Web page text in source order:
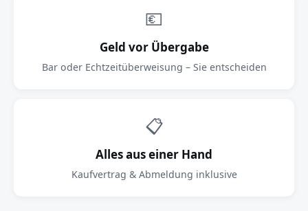
💶
Geld vor Übergabe
Bar oder Echtzeitüberweisung – Sie entscheiden
📋
Alles aus einer Hand
Kaufvertrag & Abmeldung inklusive